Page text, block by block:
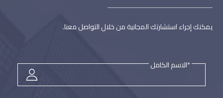
يمكنك إجراء استشارتك المجانية من خلال التواصل معنا.
*الاسم الكامل